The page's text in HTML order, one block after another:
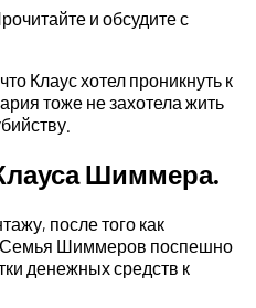
и обсудите с
Клаус хотел проникнуть к
тоже не захотела жить
Шиммера.
после того как
Семья Шиммеров поспешно
денежных средств к